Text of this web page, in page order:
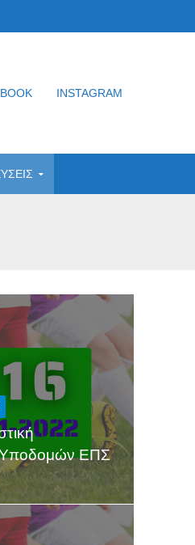
INSTAGRAM
ΕΠΣ